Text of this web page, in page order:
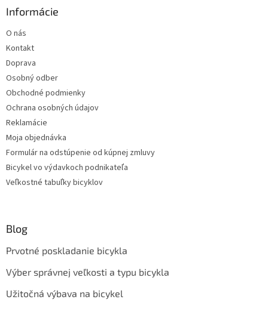
Informácie
O nás
Kontakt
Doprava
Osobný odber
Obchodné podmienky
Ochrana osobných údajov
Reklamácie
Moja objednávka
Formulár na odstúpenie od kúpnej zmluvy
Bicykel vo výdavkoch podnikateľa
Veľkostné tabuľky bicyklov
Blog
Prvotné poskladanie bicykla
Výber správnej veľkosti a typu bicykla
Užitočná výbava na bicykel